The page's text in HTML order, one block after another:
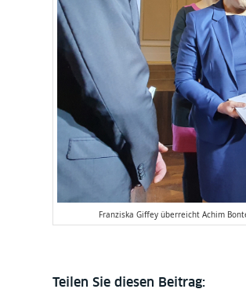
Franziska Giffey überreicht Achim